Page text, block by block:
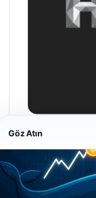
Hastaş Beton
26/05/2026
Göz Atın